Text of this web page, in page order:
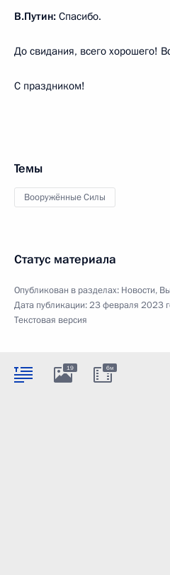
В.Путин: Спасибо.
До свидания, всего хорошего!
С праздником!
Темы
Вооружённые Силы
Статус материала
Опубликован в разделах: Новости,
Дата публикации:23 февраля 2023
Текстовая версия
19 6м